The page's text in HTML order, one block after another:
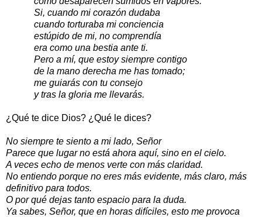
Si, cuando mi corazón dudaba
cuando torturaba mi conciencia
estúpido de mi, no comprendía
era como una bestia ante ti.
Pero a mí, que estoy siempre contigo
de la mano derecha me has tomado;
me guiarás con tu consejo
y tras la gloria me llevarás.
¿Qué te dice Dios? ¿Qué le dices?
No siempre te siento a mi lado, Señor
Parece que lugar no está ahora aquí, sino en el cielo.
A veces echo de menos verte con más claridad.
No entiendo porque no eres más evidente, más claro, más
definitivo para todos.
O por qué dejas tanto espacio para la duda.
Ya sabes, Señor, que en horas difíciles, esto me provoca